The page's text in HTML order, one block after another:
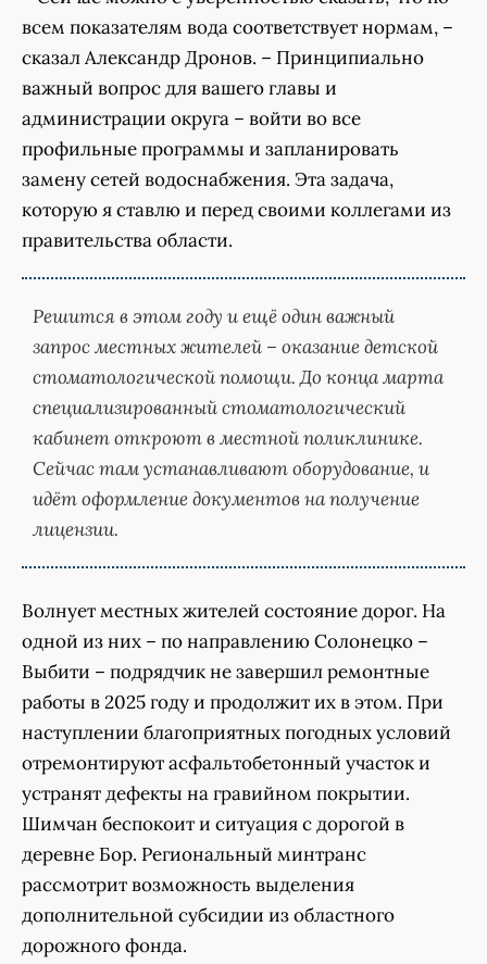
всем показателям вода соответствует нормам, –
сказал Александр Дронов. – Принципиально
важный вопрос для вашего главы и
администрации округа – войти во все
профильные программы и запланировать
замену сетей водоснабжения. Эта задача,
которую я ставлю и перед своими коллегами из
правительства области.
Решится в этом году и ещё один важный
запрос местных жителей – оказание детской
стоматологической помощи. До конца марта
специализированный стоматологический
кабинет откроют в местной поликлинике.
Сейчас там устанавливают оборудование, и
идёт оформление документов на получение
лицензии.
Волнует местных жителей состояние дорог. На
одной из них – по направлению Солонецко –
Выбити – подрядчик не завершил ремонтные
работы в 2025 году и продолжит их в этом. При
наступлении благоприятных погодных условий
отремонтируют асфальтобетонный участок и
устранят дефекты на гравийном покрытии.
Шимчан беспокоит и ситуация с дорогой в
деревне Бор. Региональный минтранс
рассмотрит возможность выделения
дополнительной субсидии из областного
дорожного фонда.